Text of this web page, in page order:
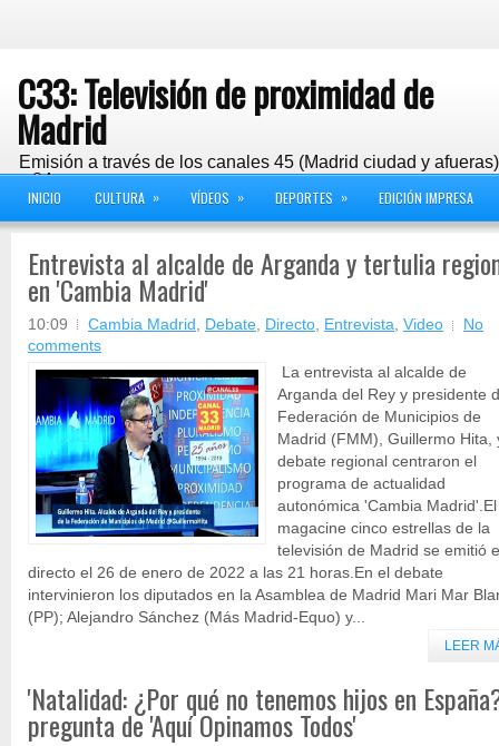
C33: Televisión de proximidad de
Madrid
Emisión a través de los canales 45 (Madrid ciudad y
y 24
INICIO CULTURA » VÍDEOS » DEPORTES » EDICIÓN IMPRESA
Entrevista al alcalde de Arganda y tertulia
en 'Cambia Madrid'
10:09 Cambia Madrid , Debate, Directo, Entrevista, Video
No
comments
La entrevista al alcalde de
Arganda del Rey y presidente
Federación de Municipios de
Madrid (FMM), Guillermo Hita,
debate regional centraron el
programa de actualidad
autonómica 'Cambia Madrid'.El
magacine cinco estrellas de la
televisión de Madrid se emitió
directo el 26 de enero de 2022 a las 21 horas.En el debate
intervinieron los diputados en la Asamblea de Madrid Mari Mar
(PP); Alejandro Sánchez (Más Madrid-Equo) y...
LEER
'Natalidad: ¿Por qué no tenemos hijos en
pregunta de 'Aquí Opinamos Todos'